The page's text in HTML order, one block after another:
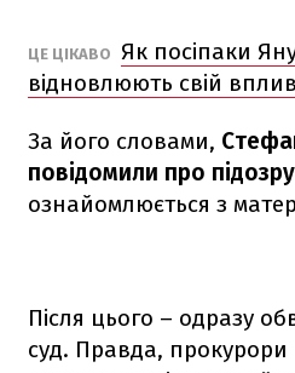
ЦЕ ЦІКАВО
Як посіпаки
відновлюють свій
За його словами,
повідомили про
ознайомлюється з
Після цього – одразу
суд. Правда,